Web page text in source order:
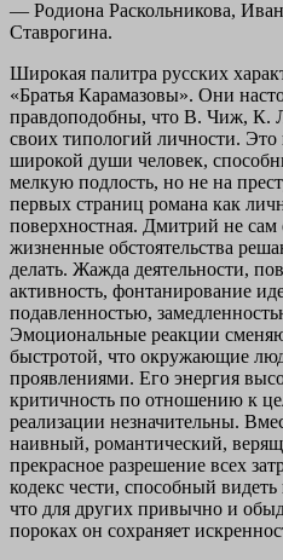
— Родиона Раскольникова,
Ставрогина.
Широкая палитра русских
«Братья Карамазовы». Они
правдоподобны, что В. Чиж, К.
своих типологий личности.
широкой души человек,
мелкую подлость, но не на
первых страниц романа как
поверхностная. Дмитрий не
жизненные обстоятельства
делать. Жажда деятельности,
активность, фонтанирование
подавленностью,
Эмоциональные реакции
быстротой, что окружающие
проявлениями. Его энергия
критичность по отношению к
реализации незначительны.
наивный, романтический,
прекрасное разрешение всех
кодекс чести, способный видеть
что для других привычно и
пороках он сохраняет